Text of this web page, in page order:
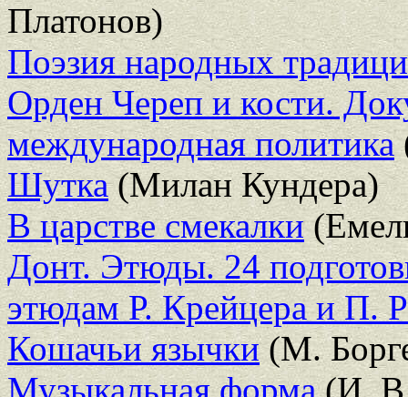
Платонов)
Поэзия народных
Орден Череп и кости.
международная политика
Шутка(Милан Кундера)
В царстве смекалки
Донт. Этюды. 24
этюдам Р. Крейцера и П.
Кошачьи язычки(М.